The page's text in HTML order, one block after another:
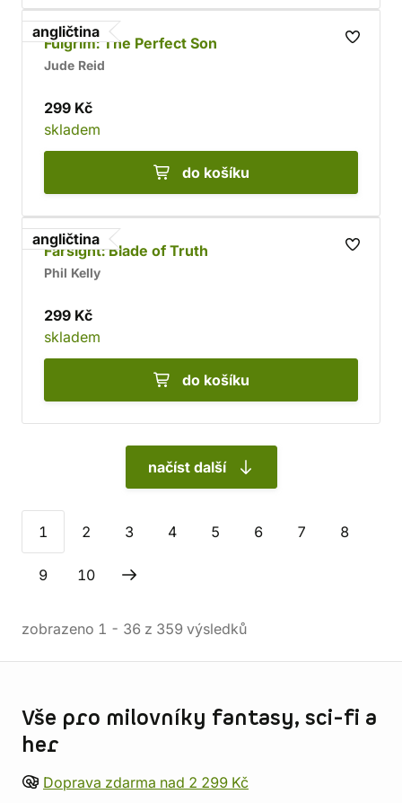
angličtina
Fulgrim: The Perfect Son
Jude Reid
299 Kč
skladem
do košíku
angličtina
Farsight: Blade of Truth
Phil Kelly
299 Kč
skladem
do košíku
načíst další
1 2 3 4 5 6 7 8
9 10
zobrazeno 1 - 36 z 359 výsledků
Vše pro milovníky fantasy, sci-fi a
her
Doprava zdarma nad 2 299 Kč